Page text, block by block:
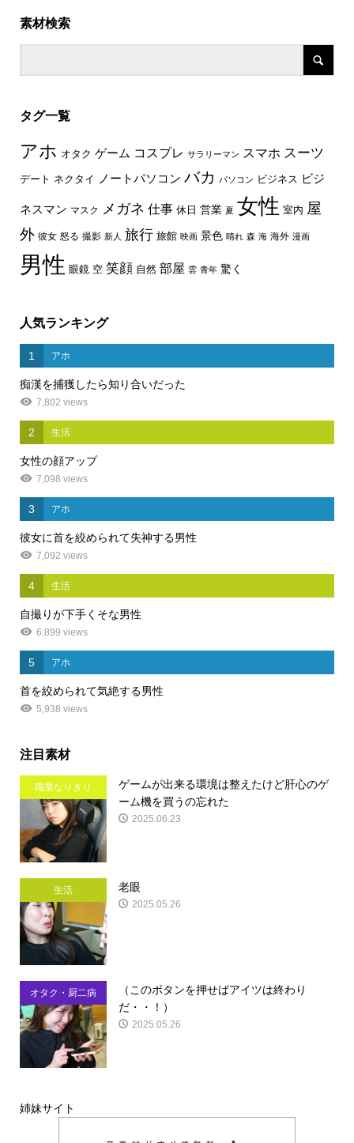
素材検索
タグ一覧
アホ オタク ゲーム コスプレ サラリーマン スマホ スーツ
デート ネクタイ ノートパソコン バカ パソコン ビジネス ビジ
ネスマン マスク メガネ 仕事 休日 営業 夏 女性 室内 屋
外 彼女 怒る 撮影 新人 旅行 旅館 映画 景色 晴れ 森 海 海外 漫画
男性 眼鏡 空 笑顔 自然 部屋 雲 青年 驚く
人気ランキング
1 アホ
痴漢を捕獲したら知り合いだった
7,802 views
2 生活
女性の顔アップ
7,098 views
3 アホ
彼女に首を絞められて失神する男性
7,092 views
4 生活
自撮りが下手くそな男性
6,899 views
5 アホ
首を絞められて気絶する男性
5,938 views
注目素材
職業なりきり
ゲームが出来る環境は整えたけど肝心のゲ
ーム機を買うの忘れた
2025.06.23
生活 老眼
2025.05.26
オタク・厨二病
（このボタンを押せばアイツは終わり
だ・・！）
2025.05.26
姉妹サイト